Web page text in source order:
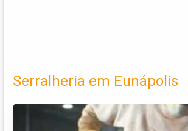
Serralheria em Eunápolis